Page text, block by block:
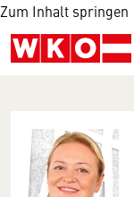
Zum Inhalt springen